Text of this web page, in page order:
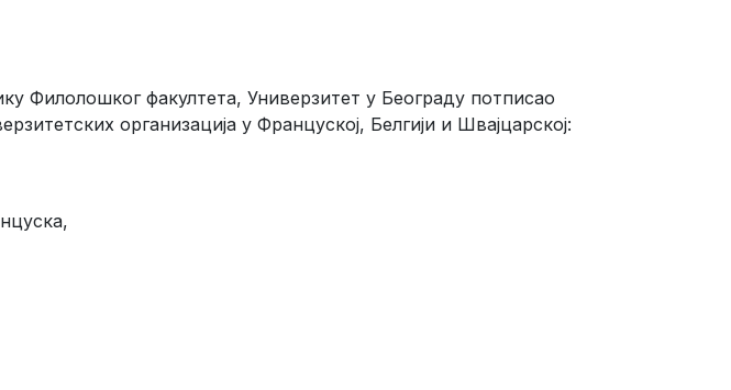
Филолошког факултета, Универзитет у Београду потписао
организација у Француској, Белгији и Швајцарској: